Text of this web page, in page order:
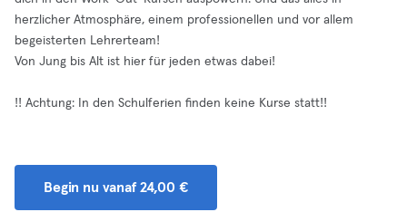
herzlicher Atmosphäre, einem professionellen und vor allem
begeisterten Lehrerteam!
Von Jung bis Alt ist hier für jeden etwas dabei!
!! Achtung: In den Schulferien finden keine Kurse statt!!
Begin nu vanaf 24,00 €